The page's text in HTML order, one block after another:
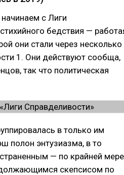
с Лиги
бедствия —
они стали через несколько
1. Они действуют сообща,
так что политическая
в только им
полон энтузиазма, в то
— по крайней
скепсисом по